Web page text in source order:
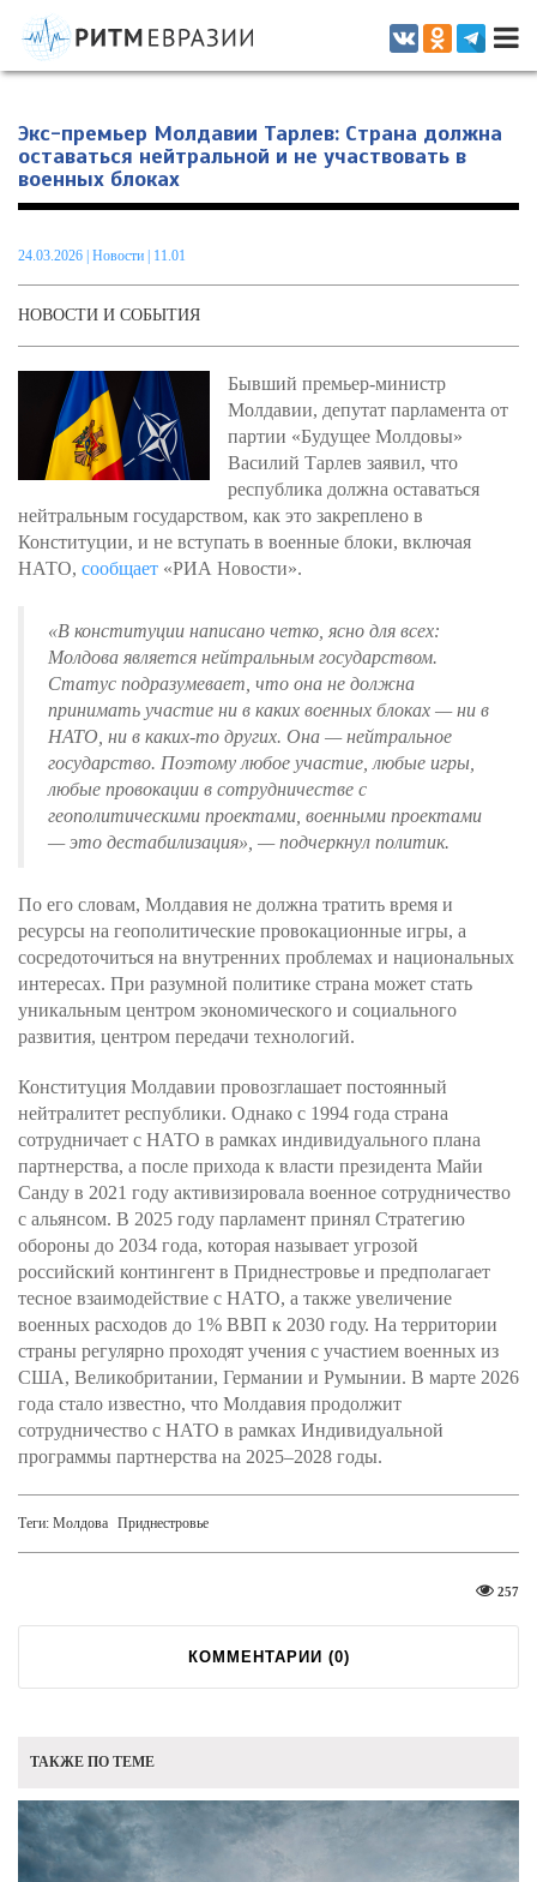
Информационно-аналитическое издание, посвященное актуальным
проблемам интеграции на постсоветском пространстве
Экс-премьер Молдавии Тарлев: Страна должна
оставаться нейтральной и не участвовать в
военных блоках
24.03.2026 Новости | 11.01
НОВОСТИ И СОБЫТИЯ
Бывший премьер-министр
Молдавии, депутат парламента от
партии «Будущее Молдовы»
Василий Тарлев заявил, что
республика должна оставаться
нейтральным государством, как это закреплено в
Конституции, и не вступать в военные блоки, включая
НАТО, сообщает «РИА Новости».
«В конституции написано четко, ясно для всех:
Молдова является нейтральным государством.
Статус подразумевает, что она не должна
принимать участие ни в каких военных блоках — ни в
НАТО, ни в каких-то других. Она — нейтральное
государство. Поэтому любое участие, любые игры,
любые провокации в сотрудничестве с
геополитическими проектами, военными проектами
— это дестабилизация» , — подчеркнул политик.
По его словам, Молдавия не должна тратить время и
ресурсы на геополитические провокационные игры, а
сосредоточиться на внутренних проблемах и национальных
интересах. При разумной политике страна может стать
уникальным центром экономического и социального
развития, центром передачи технологий.
Конституция Молдавии провозглашает постоянный
нейтралитет республики. Однако с 1994 года страна
сотрудничает с НАТО в рамках индивидуального плана
партнерства, а после прихода к власти президента Майи
Санду в 2021 году активизировала военное сотрудничество
с альянсом. В 2025 году парламент принял Стратегию
обороны до 2034 года, которая называет угрозой
российский контингент в Приднестровье и предполагает
тесное взаимодействие с НАТО, а также увеличение
военных расходов до 1% ВВП к 2030 году. На территории
страны регулярно проходят учения с участием военных из
США, Великобритании, Германии и Румынии. В марте 2026
года стало известно, что Молдавия продолжит
сотрудничество с НАТО в рамках Индивидуальной
программы партнерства на 2025–2028 годы.
Теги: Молдова Приднестровье
257
КОММЕНТАРИИ (0)
ТАКЖЕ ПО ТЕМЕ